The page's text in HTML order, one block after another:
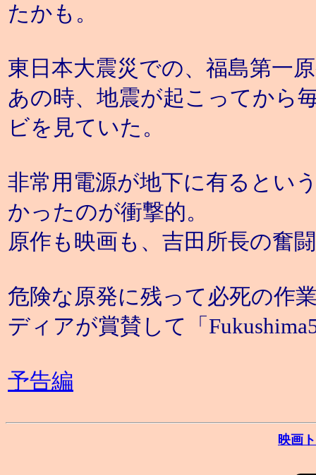
たかも。
東日本大震災での、福島第一
あの時、地震が起こってから
ビを見ていた。
非常用電源が地下に有るとい
かったのが衝撃的。
原作も映画も、吉田所長の奮
危険な原発に残って必死の作
ディアが賞賛して「
予告編
映画